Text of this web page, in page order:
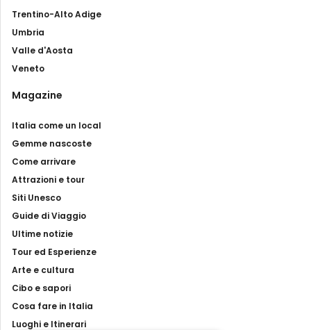
Trentino-Alto Adige
Umbria
Valle d'Aosta
Veneto
Magazine
Italia come un local
Gemme nascoste
Come arrivare
Attrazioni e tour
Siti Unesco
Guide di Viaggio
Ultime notizie
Tour ed Esperienze
Arte e cultura
Cibo e sapori
Cosa fare in Italia
Luoghi e Itinerari